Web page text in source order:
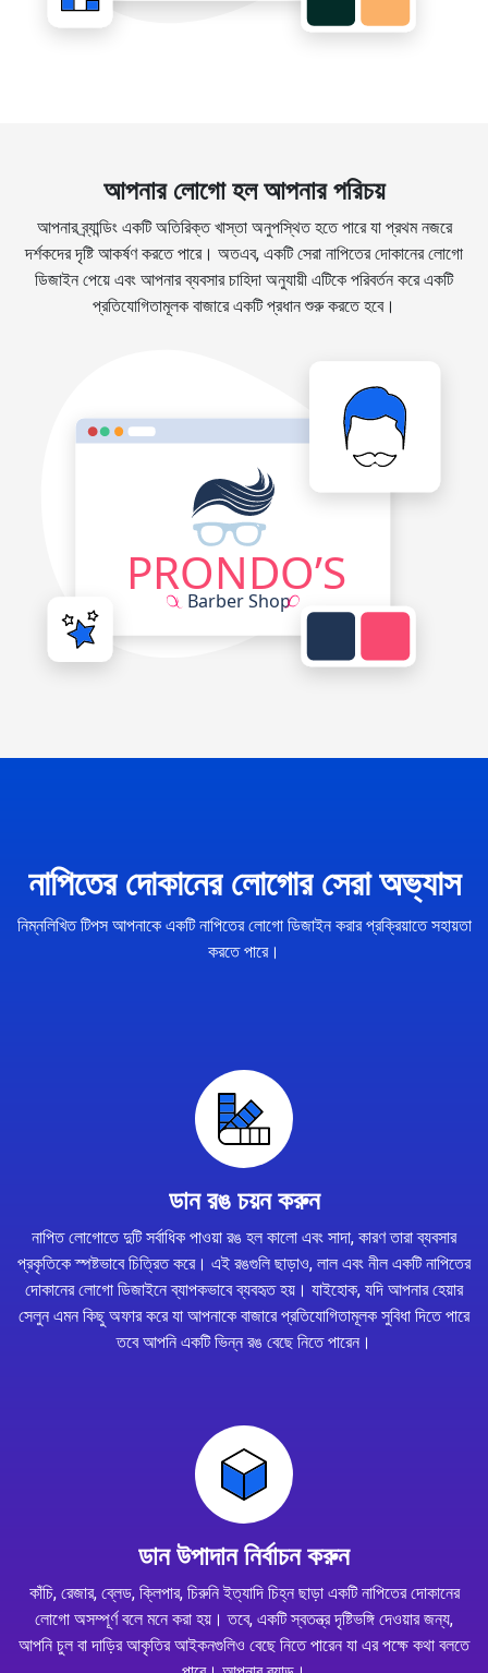
আপনার লোগো হল আপনার পরিচয়
আপনার ব্র্যান্ডিং একটি অতিরিক্ত খাস্তা অনুপস্থিত হতে পারে যা প্রথম নজরে
দর্শকদের দৃষ্টি আকর্ষণ করতে পারে। অতএব, একটি সেরা নাপিতের দোকানের লোগো
ডিজাইন পেয়ে এবং আপনার ব্যবসার চাহিদা অনুযায়ী এটিকে পরিবর্তন করে একটি
প্রতিযোগিতামূলক বাজারে একটি প্রধান শুরু করতে হবে।
নাপিতের দোকানের লোগোর সেরা অভ্যাস
নিম্নলিখিত টিপস আপনাকে একটি নাপিতের লোগো ডিজাইন করার প্রক্রিয়াতে সহায়তা
করতে পারে।
ডান রঙ চয়ন করুন
নাপিত লোগোতে দুটি সর্বাধিক পাওয়া রঙ হল কালো এবং সাদা, কারণ তারা ব্যবসার
প্রকৃতিকে স্পষ্টভাবে চিত্রিত করে। এই রঙগুলি ছাড়াও, লাল এবং নীল একটি নাপিতের
দোকানের লোগো ডিজাইনে ব্যাপকভাবে ব্যবহৃত হয়। যাইহোক, যদি আপনার হেয়ার
সেলুন এমন কিছু অফার করে যা আপনাকে বাজারে প্রতিযোগিতামূলক সুবিধা দিতে পারে
তবে আপনি একটি ভিন্ন রঙ বেছে নিতে পারেন।
ডান উপাদান নির্বাচন করুন
কাঁচি, রেজার, ব্লেড, ক্লিপার, চিরুনি ইত্যাদি চিহ্ন ছাড়া একটি নাপিতের দোকানের
লোগো অসম্পূর্ণ বলে মনে করা হয়। তবে, একটি স্বতন্ত্র দৃষ্টিভঙ্গি দেওয়ার জন্য,
আপনি চুল বা দাড়ির আকৃতির আইকনগুলিও বেছে নিতে পারেন যা এর পক্ষে কথা বলতে